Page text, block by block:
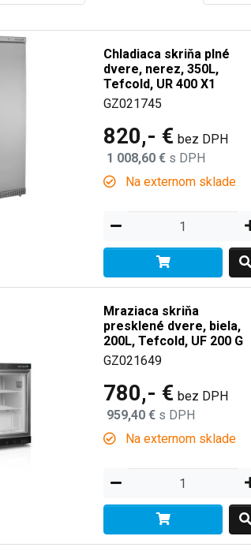
Chladiaca skriňa plné
dvere, nerez, 350L,
Tefcold, UR 400 X1
GZ021745
820,- € bez DPH
1 008,60 € s DPH
Na externom sklade
Mraziaca skriňa
presklené dvere, biela,
200L, Tefcold, UF 200 G
GZ021649
780,- € bez DPH
959,40 € s DPH
Na externom sklade